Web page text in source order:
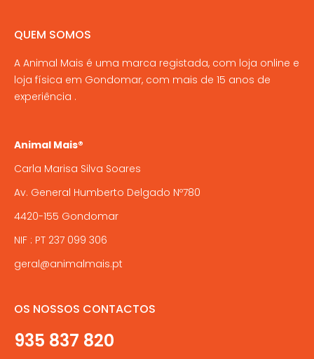
QUEM SOMOS
A Animal Mais é uma marca registada, com loja online e
loja física em Gondomar, com mais de 15 anos de
experiência .
Animal Mais®
Carla Marisa Silva Soares
Av. General Humberto Delgado Nº780
4420-155 Gondomar
NIF : PT 237 099 306
geral@animalmais.pt
OS NOSSOS CONTACTOS
935 837 820